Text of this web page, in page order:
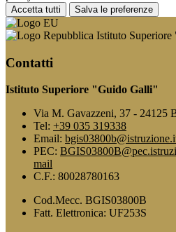
Accetta tutti Salva le preferenze
Istituto
Contatti
Istituto Superiore "Guido Galli"
Via M. Gavazzeni, 37 - 24125
Tel: +39 035 319338
Email:
PEC:
mail
C.F.: 80028780163
Cod.Mecc. BGIS03800B
Fatt. Elettronica: UF253S